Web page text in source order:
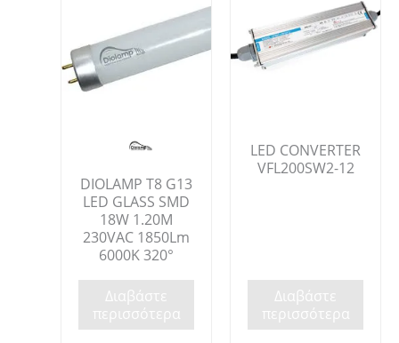
DIOLAMP T8 G13
LED GLASS SMD
18W 1.20M
230VAC 1850Lm
6000K 320°
Διαβάστε
περισσότερα
LED CONVERTER
VFL200SW2-12
Διαβάστε
περισσότερα